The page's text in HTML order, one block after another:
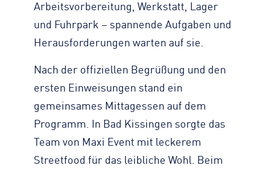
Arbeitsvorbereitung, Werkstatt, Lager
und Fuhrpark – spannende Aufgaben und
Herausforderungen warten auf sie.
Nach der offiziellen Begrüßung und den
ersten Einweisungen stand ein
gemeinsames Mittagessen auf dem
Programm. In Bad Kissingen sorgte das
Team von Maxi Event mit leckerem
Streetfood für das leibliche Wohl. Beim